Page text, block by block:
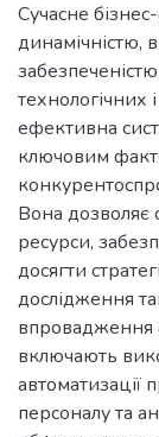
Сучасне
динамічністю,
технологічних
ефективна
ключовим
Вона дозволяє
ресурси,
досягти
дослідження
впровадження
включають
автоматизації
персоналу та